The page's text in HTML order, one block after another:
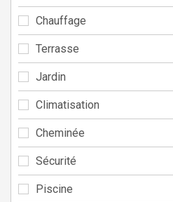
Chauffage
Terrasse
Jardin
Climatisation
Cheminée
Sécurité
Piscine